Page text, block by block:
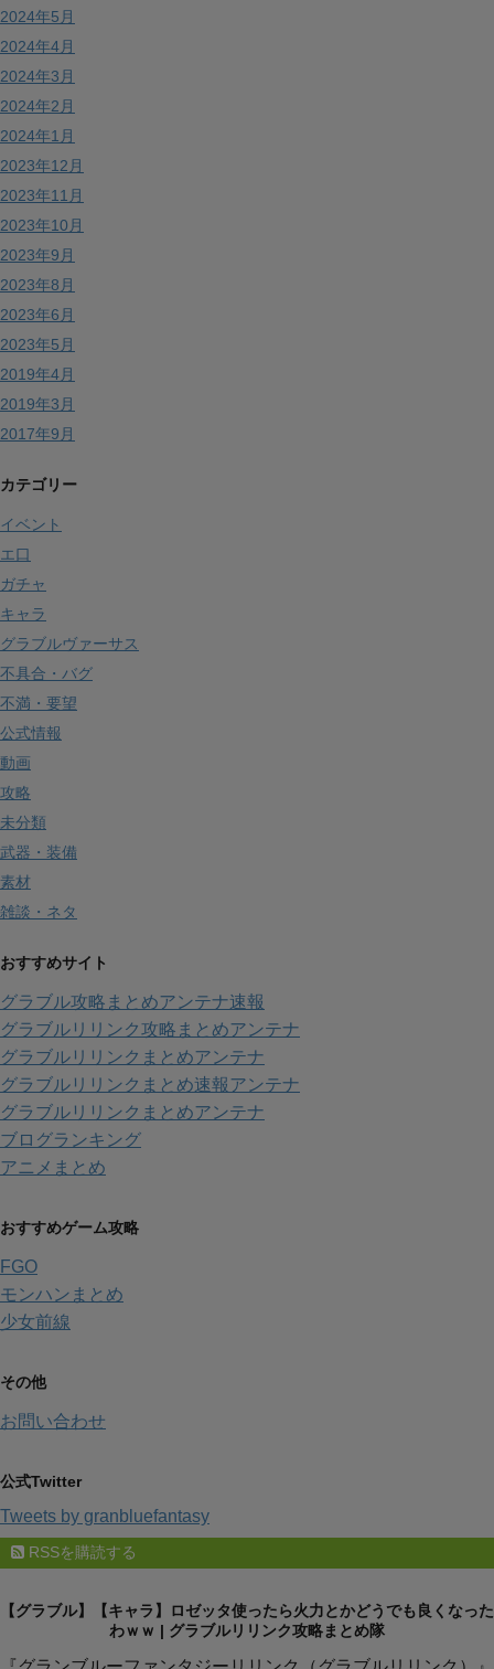
2024年5月
2024年4月
2024年3月
2024年2月
2024年1月
2023年12月
2023年11月
2023年10月
2023年9月
2023年8月
2023年6月
2023年5月
2019年4月
2019年3月
2017年9月
カテゴリー
イベント
エ口
ガチャ
キャラ
グラブルヴァーサス
不具合・バグ
不満・要望
公式情報
動画
攻略
未分類
武器・装備
素材
雑談・ネタ
おすすめサイト
グラブル攻略まとめアンテナ速報
グラブルリリンク攻略まとめアンテナ
グラブルリリンクまとめアンテナ
グラブルリリンクまとめ速報アンテナ
グラブルリリンクまとめアンテナ
ブログランキング
アニメまとめ
おすすめゲーム攻略
FGO
モンハンまとめ
少女前線
その他
お問い合わせ
公式Twitter
Tweets by granbluefantasy
RSSを購読する
【グラブル】【キャラ】ロゼッタ使ったら火力とかどうでも良くなった
わｗｗ | グラブルリリンク攻略まとめ隊